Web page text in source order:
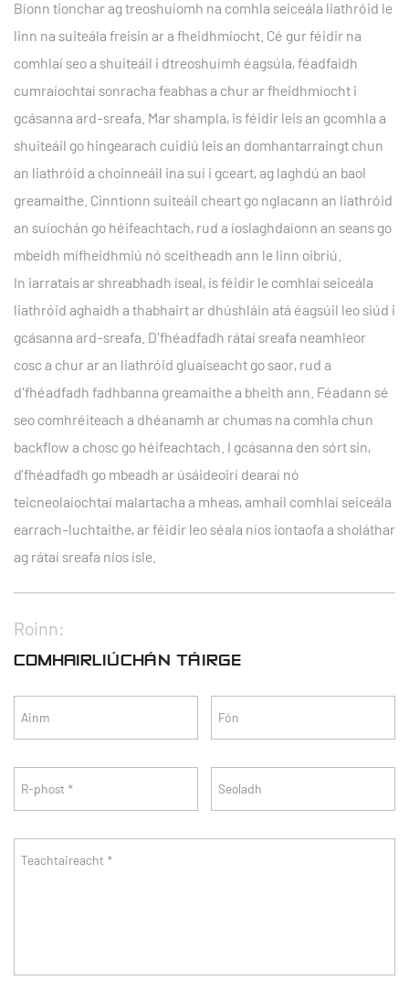
Bíonn tionchar ag treoshuíomh na comhla seiceála liathróid le
linn na suiteála freisin ar a fheidhmíocht. Cé gur féidir na
comhlaí seo a shuiteáil i dtreoshuímh éagsúla, féadfaidh
cumraíochtaí sonracha feabhas a chur ar fheidhmíocht i
gcásanna ard-sreafa. Mar shampla, is féidir leis an gcomhla a
shuiteáil go hingearach cuidiú leis an domhantarraingt chun
an liathróid a choinneáil ina suí i gceart, ag laghdú an baol
greamaithe. Cinntíonn suiteáil cheart go nglacann an liathróid
an suíochán go héifeachtach, rud a íoslaghdaíonn an seans go
mbeidh mífheidhmiú nó sceitheadh ​​ann le linn oibriú.
In iarratais ar shreabhadh íseal, is féidir le comhlaí seiceála
liathróid aghaidh a thabhairt ar dhúshláin atá éagsúil leo siúd i
gcásanna ard-sreafa. D'fhéadfadh rátaí sreafa neamhleor
cosc ​​a chur ar an liathróid gluaiseacht go saor, rud a
d'fhéadfadh fadhbanna greamaithe a bheith ann. Féadann sé
seo comhréiteach a dhéanamh ar chumas na comhla chun
backflow a chosc go héifeachtach. I gcásanna den sórt sin,
d’fhéadfadh go mbeadh ar úsáideoirí dearaí nó
teicneolaíochtaí malartacha a mheas, amhail comhlaí seiceála
earrach-luchtaithe, ar féidir leo séala níos iontaofa a sholáthar
ag rátaí sreafa níos ísle.
Roinn:
COMHAIRLIÚCHÁN TÁIRGE